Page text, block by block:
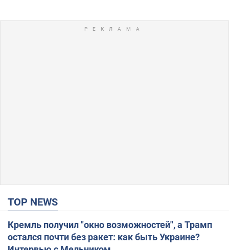
TOP NEWS
Кремль получил "окно возможностей", а Трамп
остался почти без ракет: как быть Украине?